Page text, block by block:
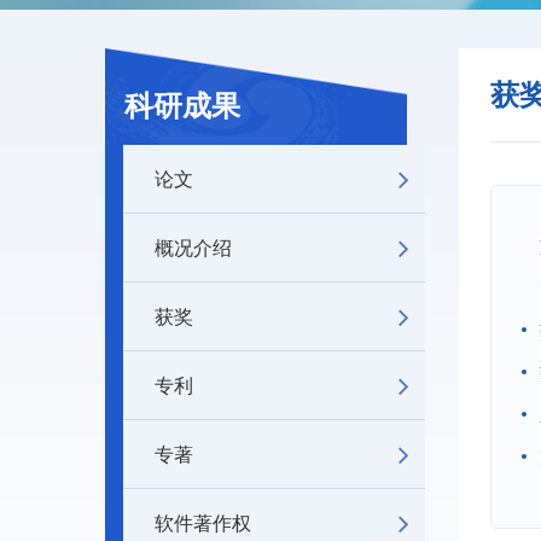
科研成果
论文
概况介绍
获奖
专利
专著
软件著作权
获